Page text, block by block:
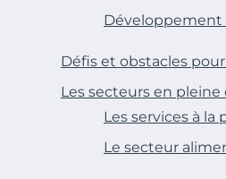
Développement
Défis et obstacles
Les secteurs en pleine
Les services à la
Le secteur